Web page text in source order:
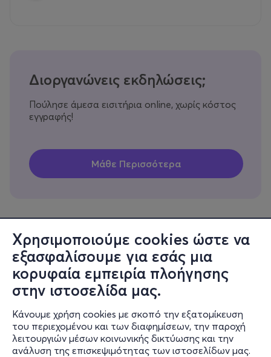
Χρησιμοποιούμε cookies ώστε να
εξασφαλίσουμε για εσάς μια
κορυφαία εμπειρία πλοήγησης
στην ιστοσελίδα μας.
Κάνουμε χρήση cookies με σκοπό την εξατομίκευση
του περιεχομένου και των διαφημίσεων, την παροχή
λειτουργιών μέσων κοινωνικής δικτύωσης και την
ανάλυση της επισκεψιμότητας των ιστοσελίδων μας.
Διοργανώνεις εκδηλώσεις;
Πούλησε άμεσα εισιτήρια online, χωρίς κόστος
εγγραφής!
Πληροφορίες
Υποστήριξη
Stay Connected